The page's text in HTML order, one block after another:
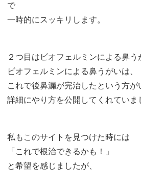
で
一時的にスッキリします。
２つ目はビオフェルミンによる鼻う
ビオフェルミンによる鼻うがいは、
これで後鼻漏が完治したという方が
詳細にやり方を公開してくれていま
私もこのサイトを見つけた時には
「これで根治できるかも！」
と希望を感じましたが、